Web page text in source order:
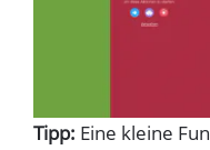
Tipp: Eine kleine